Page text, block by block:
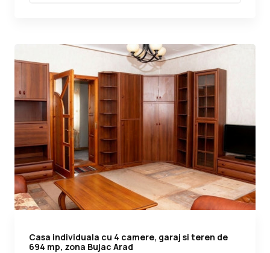
Casa individuala cu 4 camere, garaj si teren de
694 mp, zona Bujac Arad